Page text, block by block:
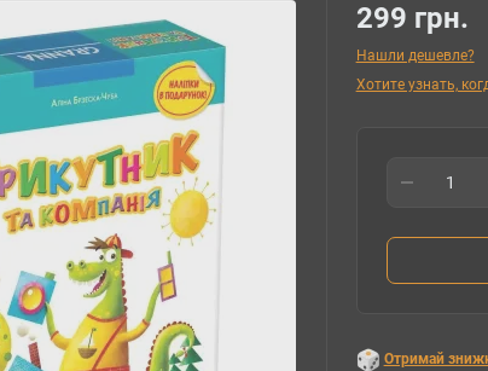
299 грн.
Нашли дешевле?
Хотите узнать,
Отримай